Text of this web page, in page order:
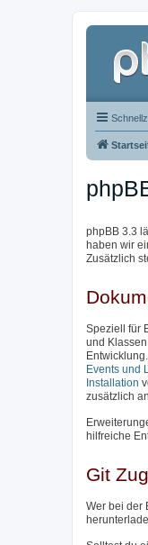
phpBB 3.3
haben wir
Zusätzlich
Speziell für
und
Events und
Installation
zusätzlich
hilfreiche
Git
Wer bei der